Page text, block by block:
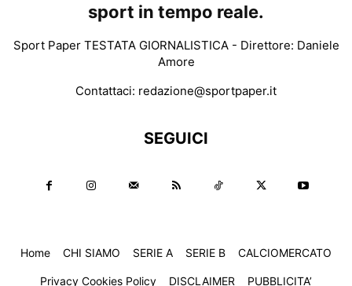
sport in tempo reale.
Sport Paper TESTATA GIORNALISTICA - Direttore: Daniele
Amore
Contattaci: redazione@sportpaper.it
SEGUICI
Home CHI SIAMO SERIE A SERIE B CALCIOMERCATO
Privacy Cookies Policy DISCLAIMER PUBBLICITA’